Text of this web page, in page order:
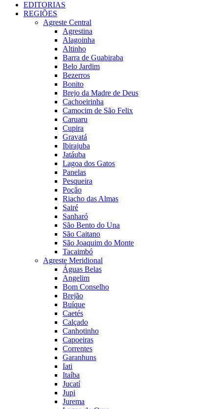
EDITORIAS
REGIÕES
Agreste Central
Agrestina
Alagoinha
Altinho
Barra de Guabiraba
Belo Jardim
Bezerros
Bonito
Brejo da Madre de Deus
Cachoeirinha
Camocim de São Felix
Caruaru
Cupira
Gravatá
Ibirajuba
Jatáuba
Lagoa dos Gatos
Panelas
Pesqueira
Poção
Riacho das Almas
Sairé
Sanharó
São Bento do Una
São Caitano
São Joaquim do Monte
Tacaimbó
Agreste Meridional
Águas Belas
Angelim
Bom Conselho
Brejão
Buíque
Caetés
Calçado
Canhotinho
Capoeiras
Correntes
Garanhuns
Iati
Itaíba
Jucatí
Jupi
Jurema